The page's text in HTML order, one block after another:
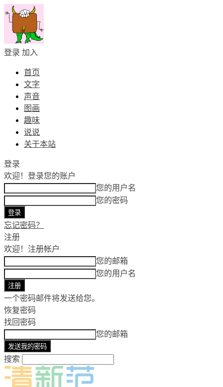
登录 加入
首页
文字
声音
图画
趣味
说说
关于本站
登录
欢迎！ 登录您的账户
您的用户名
您的密码
忘记密码？
注册
欢迎！ 注册帐户
您的邮箱
您的用户名
一个密码邮件将发送给您。
恢复密码
找回密码
您的邮箱
搜索